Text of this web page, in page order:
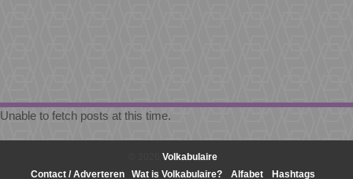
Unable to fetch posts at this time.
Volkabulaire
Contact / Adverteren
Wat is Volkabulaire? Alfabet Hashtags